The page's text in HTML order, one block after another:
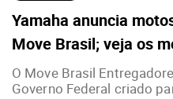
Yamaha anuncia
Move Brasil; veja os
O Move Brasil
Governo Federal criado